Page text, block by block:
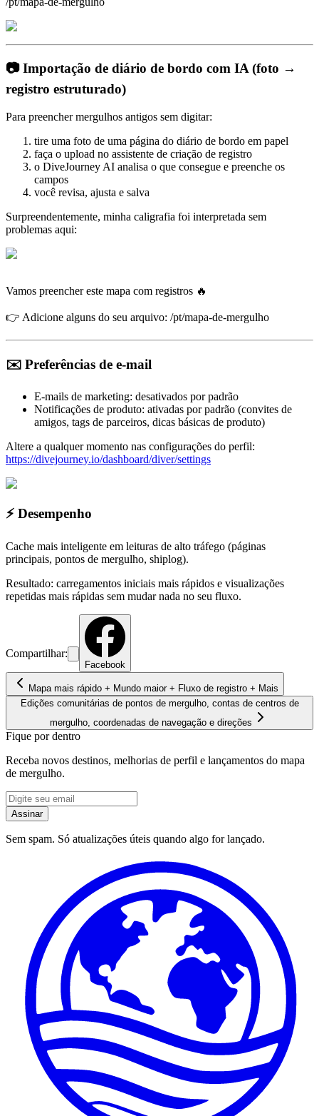
📷 Importação de diário de bordo com IA (foto →
registro estruturado)
Para preencher mergulhos antigos sem digitar:
tire uma foto de uma página do diário de bordo em papel
faça o upload no assistente de criação de registro
o DiveJourney AI analisa o que consegue e preenche os
campos
você revisa, ajusta e salva
Surpreendentemente, minha caligrafia foi interpretada sem
problemas aqui:
Vamos preencher este mapa com registros 🔥
👉 Adicione alguns do seu arquivo: /pt/mapa-de-mergulho
✉️ Preferências de e-mail
E-mails de marketing: desativados por padrão
Notificações de produto: ativadas por padrão (convites de
amigos, tags de parceiros, dicas básicas de produto)
Altere a qualquer momento nas configurações do perfil:
https://divejourney.io/dashboard/diver/settings
⚡ Desempenho
Cache mais inteligente em leituras de alto tráfego (páginas
principais, pontos de mergulho, shiplog).
Resultado: carregamentos iniciais mais rápidos e visualizações
repetidas mais rápidas sem mudar nada no seu fluxo.
Compartilhar:
Facebook
Mapa mais rápido + Mundo maior + Fluxo de registro + Mais
Edições comunitárias de pontos de mergulho, contas de centros de
mergulho, coordenadas de navegação e direções
Fique por dentro
Receba novos destinos, melhorias de perfil e lançamentos do mapa
de mergulho.
Assinar
Sem spam. Só atualizações úteis quando algo for lançado.